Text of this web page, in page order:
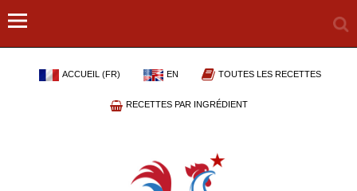
ACCUEIL (FR) EN TOUTES LES RECETTES
RECETTES PAR INGRÉDIENT